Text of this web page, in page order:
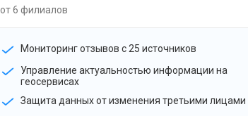
от 6 филиалов
Мониторинг отзывов с 25 источников
Управление актуальностью информации на
геосервисах
Защита данных от изменения третьими лицами